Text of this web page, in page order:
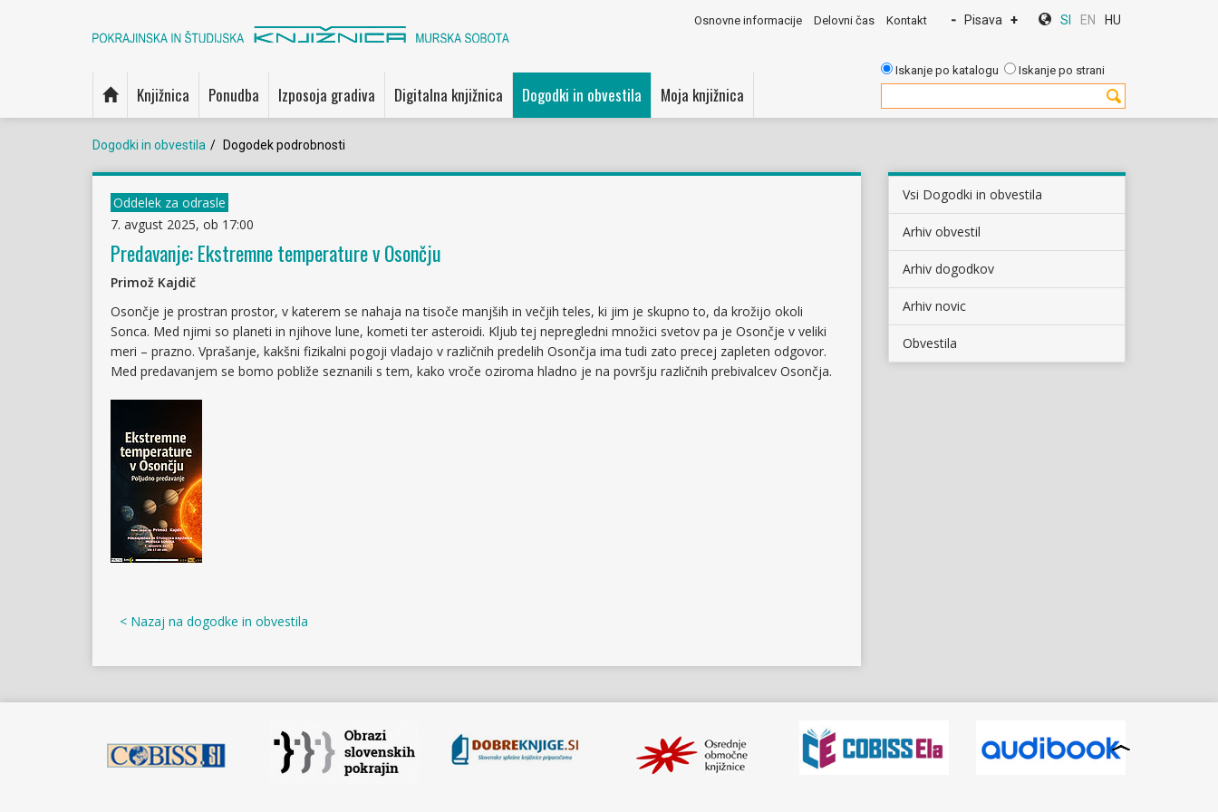
SI EN HU
- Pisava +
Osnovne informacije Delovni čas Kontakt
Knjižnica Ponudba Izposoja gradiva Digitalna knjižnica Dogodki in obvestila Moja knjižnica
Iskanje po katalogu Iskanje po strani
Dogodki in obvestila Dogodek podrobnosti
Oddelek za odrasle
7. avgust 2025, ob 17:00
Predavanje: Ekstremne temperature v Osončju
Primož Kajdič
Osončje je prostran prostor, v katerem se nahaja na tisoče manjših in večjih teles, ki jim je skupno to, da krožijo okoli
Sonca. Med njimi so planeti in njihove lune, kometi ter asteroidi. Kljub tej nepregledni množici svetov pa je Osončje v veliki
meri – prazno. Vprašanje, kakšni fizikalni pogoji vladajo v različnih predelih Osončja ima tudi zato precej zapleten odgovor.
Med predavanjem se bomo pobliže seznanili s tem, kako vroče oziroma hladno je na površju različnih prebivalcev Osončja.
< Nazaj na dogodke in obvestila
Vsi Dogodki in obvestila
Arhiv obvestil
Arhiv dogodkov
Arhiv novic
Obvestila